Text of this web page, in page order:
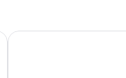
Hotel Josse